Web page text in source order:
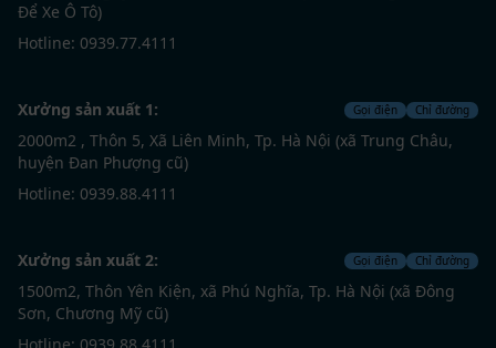
Để Xe Ô Tô)
Hotline: 0939.77.4111
Xưởng sản xuất 1: Gọi điện Chỉ đường
2000m2 , Thôn 5, Xã Liên Minh, Tp. Hà Nội (xã Trung Châu,
huyện Đan Phượng cũ)
Hotline: 0939.88.4111
Xưởng sản xuất 2: Gọi điện Chỉ đường
1500m2, Thôn Yên Kiện, xã Phú Nghĩa, Tp. Hà Nội (xã Đông
Sơn, Chương Mỹ cũ)